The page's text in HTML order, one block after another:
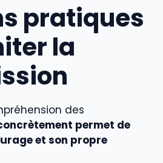
pratiques
la
des
permet de
et son propre